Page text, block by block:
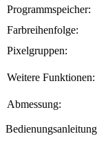
Programmspeicher:
Farbreihenfolge:
Pixelgruppen:
Weitere Funktionen:
Abmessung:
Bedienungsanleitung